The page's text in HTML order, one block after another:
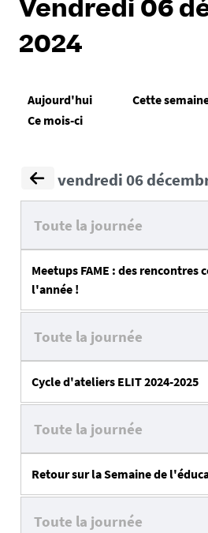
Vendredi 06
2024
Aujourd'hui
Cette
Ce mois-ci
vendredi 06
Toute la journée
Meetups FAME : des rencontres
l'année !
Toute la journée
Cycle d'ateliers ELIT 2024-2025
Toute la journée
Retour sur la Semaine de
Toute la journée